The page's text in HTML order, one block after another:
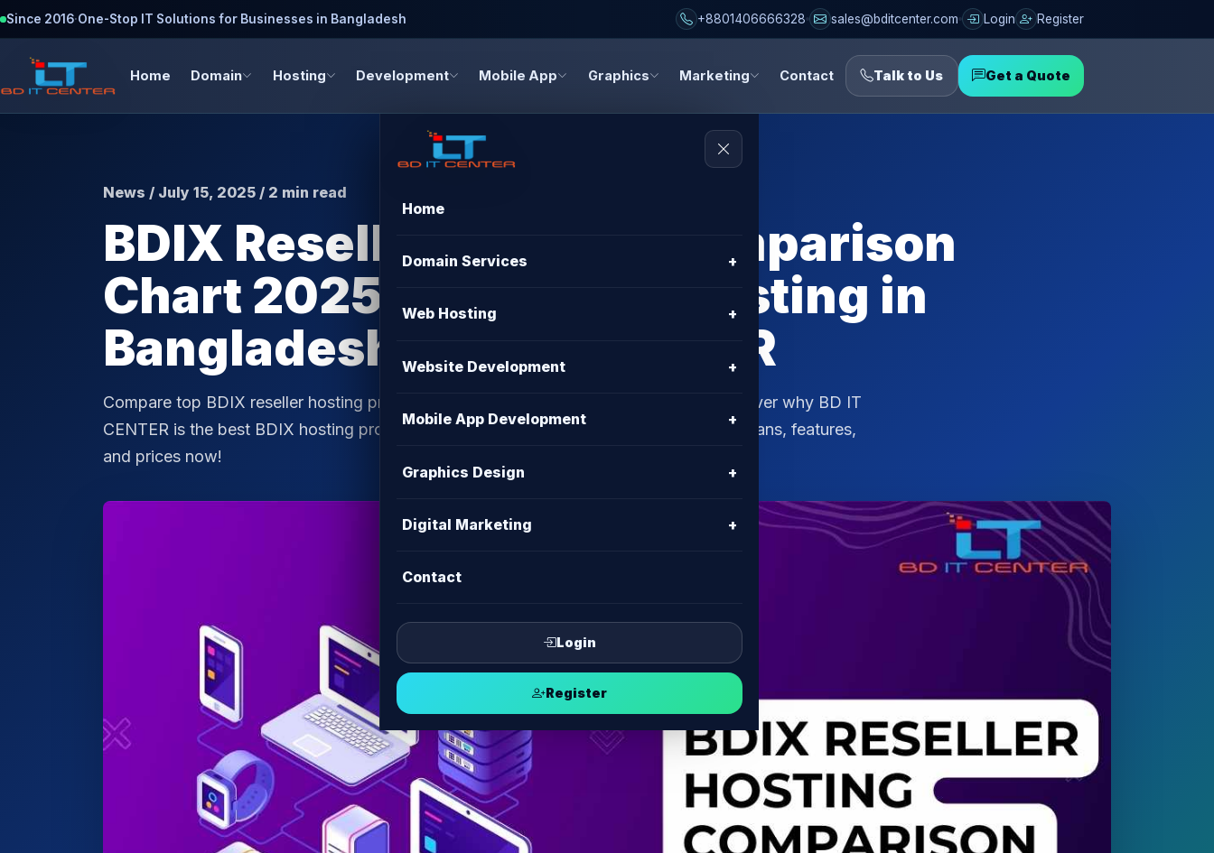
Since 2016·One-Stop IT Solutions for Businesses in Bangladesh +8801406666328 sales@bditcenter.com Login Register
Home Domain Hosting Development Mobile App Graphics Marketing Contact Talk to Us Get a Quote
Home
Domain Services +
Web Hosting +
Website Development +
Mobile App Development +
Graphics Design +
Digital Marketing +
Contact
Login
Register
News / July 15, 2025 / 2 min read
BDIX Reseller Hosting Comparison
Chart 2025 | Best BDIX Hosting in
Bangladesh - BD IT CENTER
Compare top BDIX reseller hosting providers with our detailed comparison chart. Discover why BD IT
CENTER is the best BDIX hosting provider in Bangladesh for reseller hosting. Explore plans, features,
and prices now!